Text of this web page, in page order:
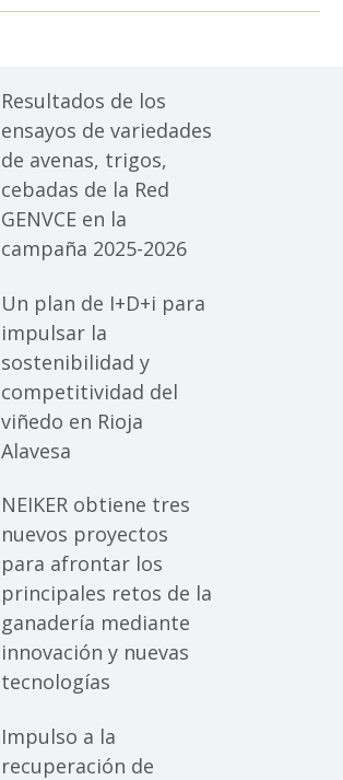
Resultados de los
ensayos de variedades
de avenas, trigos,
cebadas de la Red
GENVCE en la
campaña 2025-2026
Un plan de I+D+i para
impulsar la
sostenibilidad y
competitividad del
viñedo en Rioja
Alavesa
NEIKER obtiene tres
nuevos proyectos
para afrontar los
principales retos de la
ganadería mediante
innovación y nuevas
tecnologías
Impulso a la
recuperación de